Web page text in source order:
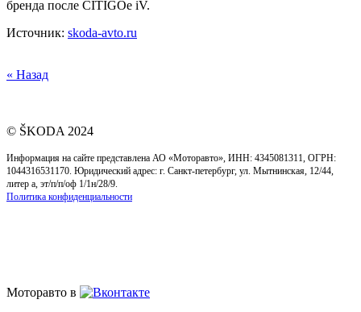
1044316531170. Юридический адрес: г. Cанкт-петербург, ул. Мытнинская, 12/44,
литер а, эт/п/п/оф 1/1н/28/9.
Политика конфиденциальности